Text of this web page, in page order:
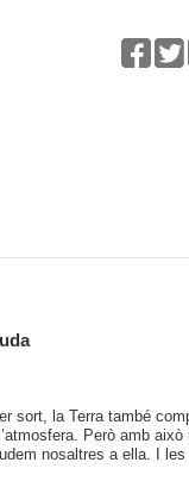
sort, la Terra també
Però amb això
nosaltres a ella. I